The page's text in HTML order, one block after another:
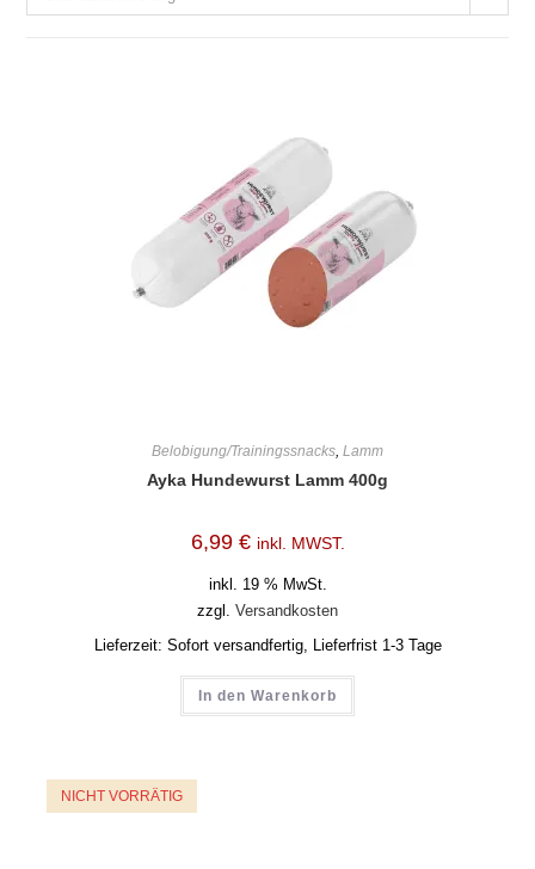
Belobigung/Trainingssnacks, Lamm
Ayka Hundewurst Lamm 400g
6,99 € inkl. MWST.
inkl. 19 % MwSt.
zzgl. Versandkosten
Lieferzeit: Sofort versandfertig, Lieferfrist 1-3 Tage
In den Warenkorb
NICHT VORRÄTIG